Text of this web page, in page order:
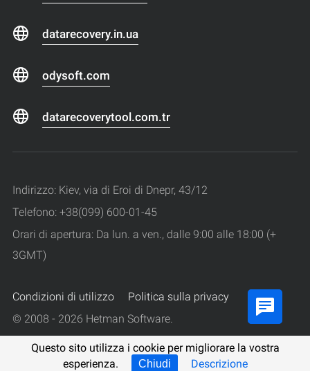
Questo sito utilizza i cookie per migliorare la vostra
esperienza.
Chiudi Descrizione
datarecovery.in.ua
odysoft.com
datarecoverytool.com.tr
Indirizzo: Kiev, via di Eroi di Dnepr, 43/12
Telefono: +38(099) 600-01-45
Orari di apertura: Da lun. a ven., dalle 9:00 alle 18:00 (+
3GMT)
Condizioni di utilizzo
Politica sulla privacy
© 2008 - 2026 Hetman Software.
Tutti i diritti riservati.